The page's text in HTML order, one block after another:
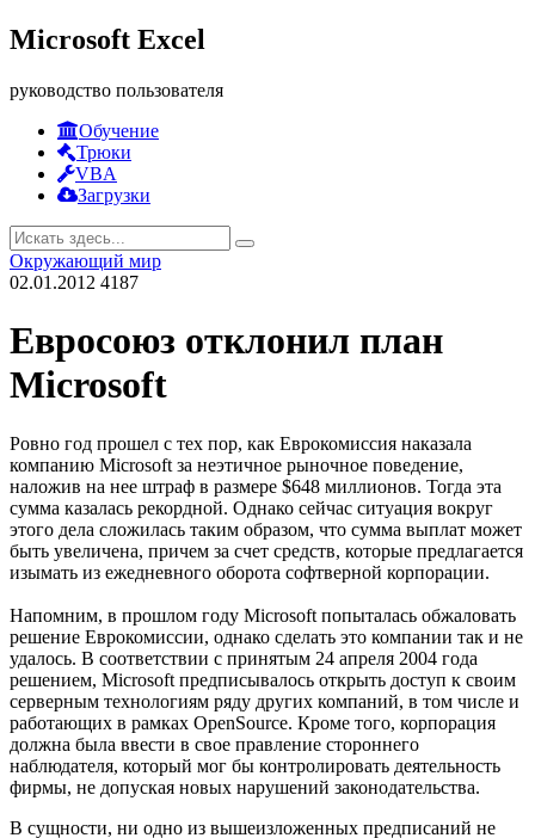
Microsoft Excel
руководство пользователя
Обучение
Трюки
VBA
Загрузки
Окружающий мир
02.01.2012 4187
Евросоюз отклонил план
Microsoft
Ровно год прошел с тех пор, как Еврокомиссия наказала
компанию Microsoft за неэтичное рыночное поведение,
наложив на нее штраф в размере $648 миллионов. Тогда эта
сумма казалась рекордной. Однако сейчас ситуация вокруг
этого дела сложилась таким образом, что сумма выплат может
быть увеличена, причем за счет средств, которые предлагается
изымать из ежедневного оборота софтверной корпорации.
Напомним, в прошлом году Microsoft попыталась обжаловать
решение Еврокомиссии, однако сделать это компании так и не
удалось. В соответствии с принятым 24 апреля 2004 года
решением, Microsoft предписывалось открыть доступ к своим
серверным технологиям ряду других компаний, в том числе и
работающих в рамках OpenSource. Кроме того, корпорация
должна была ввести в свое правление стороннего
наблюдателя, который мог бы контролировать деятельность
фирмы, не допуская новых нарушений законодательства.
В сущности, ни одно из вышеизложенных предписаний не